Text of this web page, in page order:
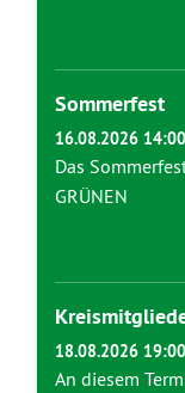
Sommerfest
16.08.2026 14:00
Das
GRÜNEN
18.08.2026 19:00
An diesem